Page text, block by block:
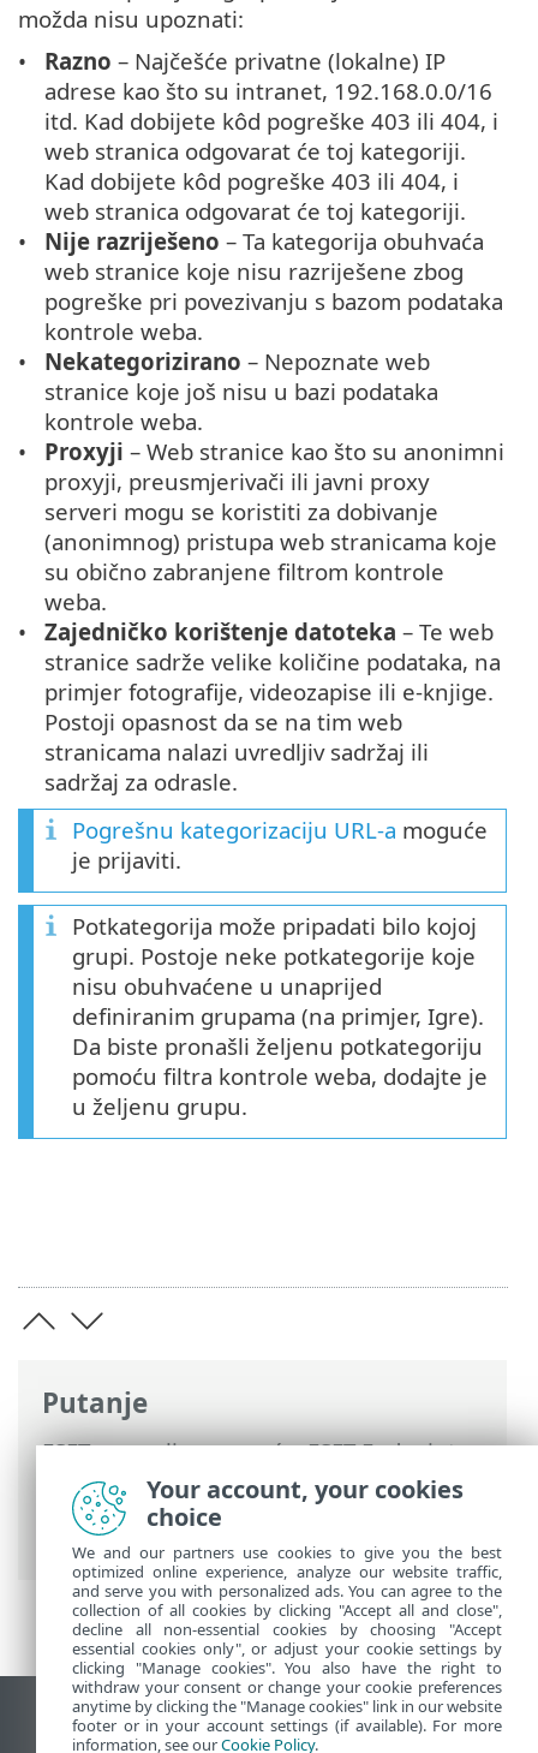
Putanje
ESET-ova online pomoć>ESET Endpoint
Security
>Napredno podešavanje>
Zaštite> Zaštita web pristupa
weba> Grupe kategorija
možda nisu upoznati:
Razno – Najčešće privatne (lokalne) IP
adrese kao što su intranet, 192.168.0.0/16
itd. Kad dobijete kôd pogreške 403 ili 404, i
web stranica odgovarat će toj kategoriji.
Kad dobijete kôd pogreške 403 ili 404, i
web stranica odgovarat će toj kategoriji.
Nije razriješeno – Ta kategorija obuhvaća
web stranice koje nisu razriješene zbog
pogreške pri povezivanju s bazom podataka
kontrole weba.
Nekategorizirano – Nepoznate web
stranice koje još nisu u bazi podataka
kontrole weba.
Proxyji – Web stranice kao što su anonimni
proxyji, preusmjerivači ili javni proxy
serveri mogu se koristiti za dobivanje
(anonimnog) pristupa web stranicama koje
su obično zabranjene filtrom kontrole
weba.
Zajedničko korištenje datoteka – Te web
stranice sadrže velike količine podataka, na
primjer fotografije, videozapise ili e-knjige.
Postoji opasnost da se na tim web
stranicama nalazi uvredljiv sadržaj ili
sadržaj za odrasle.
Pogrešnu kategorizaciju URL-a moguće
je prijaviti.
Potkategorija može pripadati bilo kojoj
grupi. Postoje neke potkategorije koje
nisu obuhvaćene u unaprijed
definiranim grupama (na primjer, Igre).
Da biste pronašli željenu potkategoriju
pomoću filtra kontrole weba, dodajte je
u željenu grupu.
Prikaži stranicu za radnu površinu
Your account, your cookies
choice
We and our partners use cookies to give you the best
optimized online experience, analyze our website traffic,
and serve you with personalized ads. You can agree to the
collection of all cookies by clicking "Accept all and close",
decline all non-essential cookies by choosing "Accept
essential cookies only", or adjust your cookie settings by
clicking "Manage cookies". You also have the right to
withdraw your consent or change your cookie preferences
anytime by clicking the "Manage cookies" link in our website
footer or in your account settings (if available). For more
information, see ourCookie Policy.